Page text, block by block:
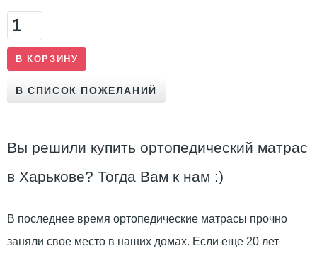
Вы решили купить ортопедический матрас
в Харькове? Тогда Вам к нам :)
В последнее время ортопедические матрасы прочно
заняли свое место в наших домах. Если еще 20 лет